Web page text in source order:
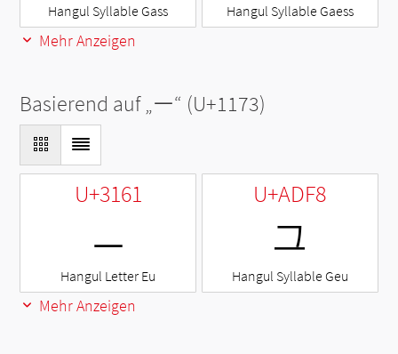
Hangul Syllable Gass Hangul Syllable Gaess
Mehr Anzeigen
Basierend auf „ᅳ“ (U+1173)
U+3161
ㅡ
Hangul Letter Eu
U+ADF8
그
Hangul Syllable Geu
Mehr Anzeigen